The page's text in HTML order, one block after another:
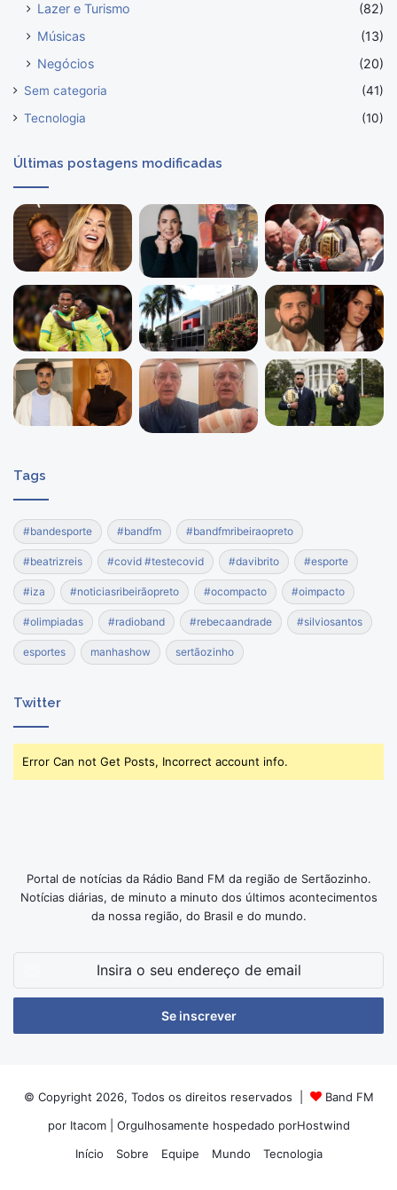
Lazer e Turismo
(82)
Músicas
(13)
Negócios
(20)
Sem categoria
(41)
Tecnologia
(10)
Últimas postagens modificadas
Tags
#bandesporte #bandfm #bandfmribeiraopreto
#beatrizreis #covid #testecovid #davibrito #esporte
#iza #noticiasribeirãopreto #ocompacto #oimpacto
#olimpiadas #radioband #rebecaandrade #silviosantos
esportes manhashow sertãozinho
Twitter
Error Can not Get Posts, Incorrect account info.
Portal de notícias da Rádio Band FM da região de Sertãozinho.
Notícias diárias, de minuto a minuto dos últimos acontecimentos
da nossa região, do Brasil e do mundo.
seu
de
© Copyright 2026, Todos os direitos reservados |
Band FM
por Itacom| Orgulhosamente hospedado porHostwind
Início
Sobre Equipe Mundo Tecnologia